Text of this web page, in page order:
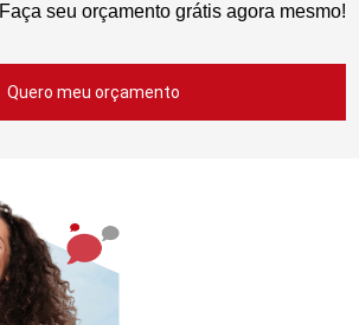
Faça seu orçamento grátis agora mesmo!
Quero meu orçamento